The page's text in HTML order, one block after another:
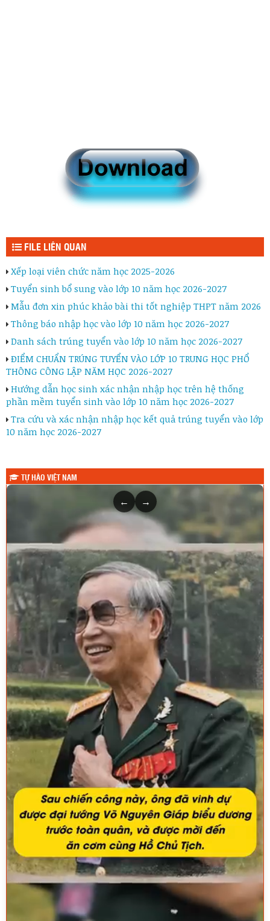
FILE LIÊN QUAN
Xếp loại viên chức năm học 2025-2026
Tuyển sinh bổ sung vào lớp 10 năm học 2026-2027
Mẫu đơn xin phúc khảo bài thi tốt nghiệp THPT năm 2026
Thông báo nhập học vào lớp 10 năm học 2026-2027
Danh sách trúng tuyển vào lớp 10 năm học 2026-2027
ĐIỂM CHUẨN TRÚNG TUYỂN VÀO LỚP 10 TRUNG HỌC PHỔ
THÔNG CÔNG LẬP NĂM HỌC 2026-2027
Hướng dẫn học sinh xác nhận nhập học trên hệ thống
phần mềm tuyển sinh vào lớp 10 năm học 2026-2027
Tra cứu và xác nhận nhập học kết quả trúng tuyển vào lớp
10 năm học 2026-2027
TỰ HÀO VIỆT NAM
← →